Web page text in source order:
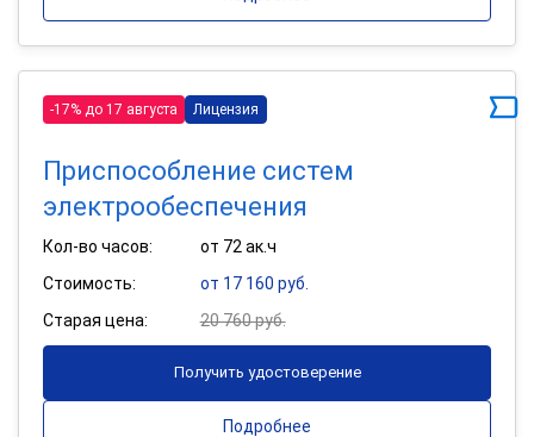
-17% до 17 августа Лицензия
Приспособление систем
электрообеспечения
Кол-во часов:
от 72 ак.ч
Стоимость:
от 17 160 руб.
Старая цена:
20 760 руб.
Получить удостоверение
Подробнее